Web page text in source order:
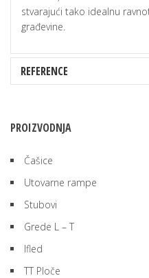
stvarajući tako idealnu
građevine.
REFERENCE
PROIZVODNJA
Čašice
Utovarne rampe
Stubovi
Grede L – T
Ifled
TT Ploče